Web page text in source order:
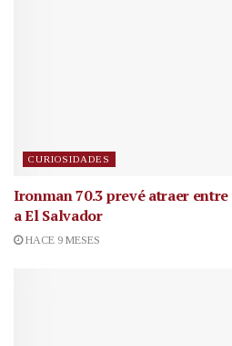
CURIOSIDADES
Ironman 70.3 prevé atraer entre
a El Salvador
HACE 9 MESES